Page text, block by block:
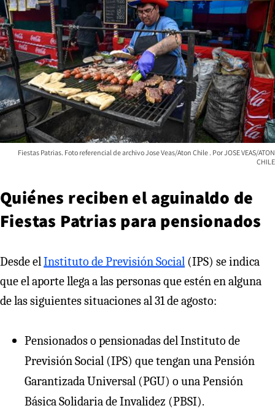
Fiestas Patrias. Foto referencial de archivo Jose Veas/Aton Chile
JOSE VEAS/ATON
CHILE
Quiénes reciben el aguinaldo de
Fiestas Patrias para pensionados
Desde el Instituto de Previsión Social (IPS) se indica
que el aporte llega a las personas que estén en alguna
de las siguientes situaciones al 31 de agosto:
Pensionados o pensionadas del Instituto de
Previsión Social (IPS) que tengan una Pensión
Garantizada Universal (PGU) o una Pensión
Básica Solidaria de Invalidez (PBSI).